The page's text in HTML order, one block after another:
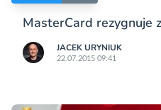
MasterCard rezygnuje
JACEK URYNIUK
22.07.2015 09:41